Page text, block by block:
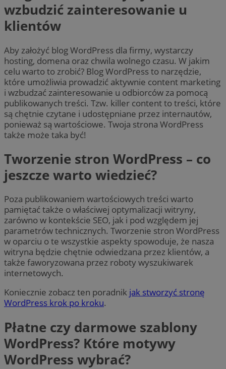
wzbudzić zainteresowanie u
klientów
Aby założyć blog WordPress dla firmy, wystarczy
hosting, domena oraz chwila wolnego czasu. W jakim
celu warto to zrobić? Blog WordPress to narzędzie,
które umożliwia prowadzić aktywnie content marketing
i wzbudzać zainteresowanie u odbiorców za pomocą
publikowanych treści. Tzw. killer content to treści, które
są chętnie czytane i udostępniane przez internautów,
ponieważ są wartościowe. Twoja strona WordPress
także może taka być!
Tworzenie stron WordPress – co
jeszcze warto wiedzieć?
Poza publikowaniem wartościowych treści warto
pamiętać także o właściwej optymalizacji witryny,
zarówno w kontekście SEO, jak i pod względem jej
parametrów technicznych. Tworzenie stron WordPress
w oparciu o te wszystkie aspekty spowoduje, że nasza
witryna będzie chętnie odwiedzana przez klientów, a
także faworyzowana przez roboty wyszukiwarek
internetowych.
Koniecznie zobacz ten poradnik jak stworzyć stronę
WordPress krok po kroku.
Płatne czy darmowe szablony
WordPress? Które motywy
WordPress wybrać?